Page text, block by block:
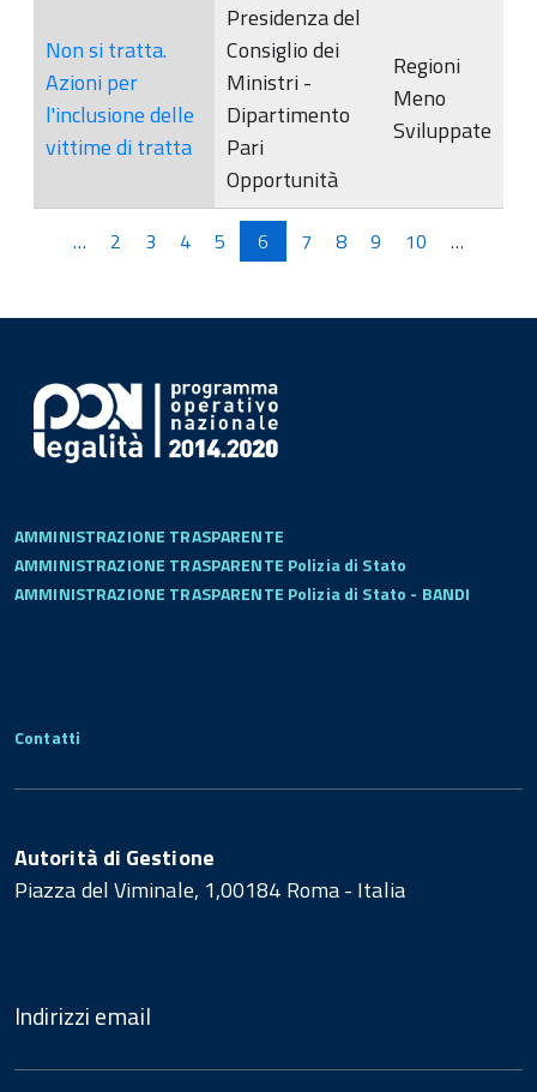
Non si tratta.
Azioni per
l'inclusione delle
vittime di tratta
Presidenza del
Consiglio dei
Ministri -
Dipartimento
Pari
Opportunità
Regioni
Meno
Sviluppate
… 2 3 4 5 6 7 8 9 10 …
AMMINISTRAZIONE TRASPARENTE
AMMINISTRAZIONE TRASPARENTE Polizia di Stato
AMMINISTRAZIONE TRASPARENTE Polizia di Stato - BANDI
Contatti
Autorità di Gestione
Piazza del Viminale, 1,00184 Roma - Italia
Indirizzi email